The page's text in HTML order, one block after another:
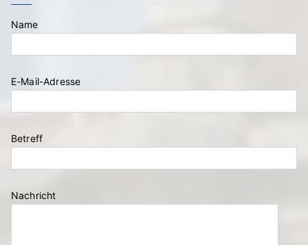
Name
Bitte lasse dieses Feld leer.
E-Mail-Adresse
Betreff
Nachricht